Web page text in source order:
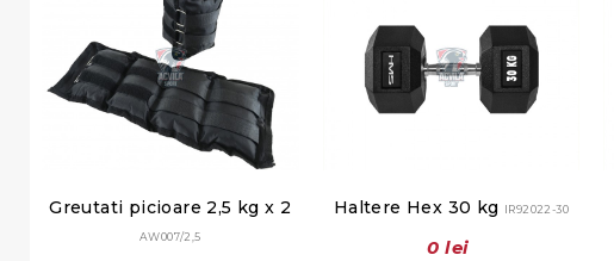
Greutati picioare 2,5 kg x 2
AW007/2,5
Haltere Hex 30 kg IR92022-30
0 lei